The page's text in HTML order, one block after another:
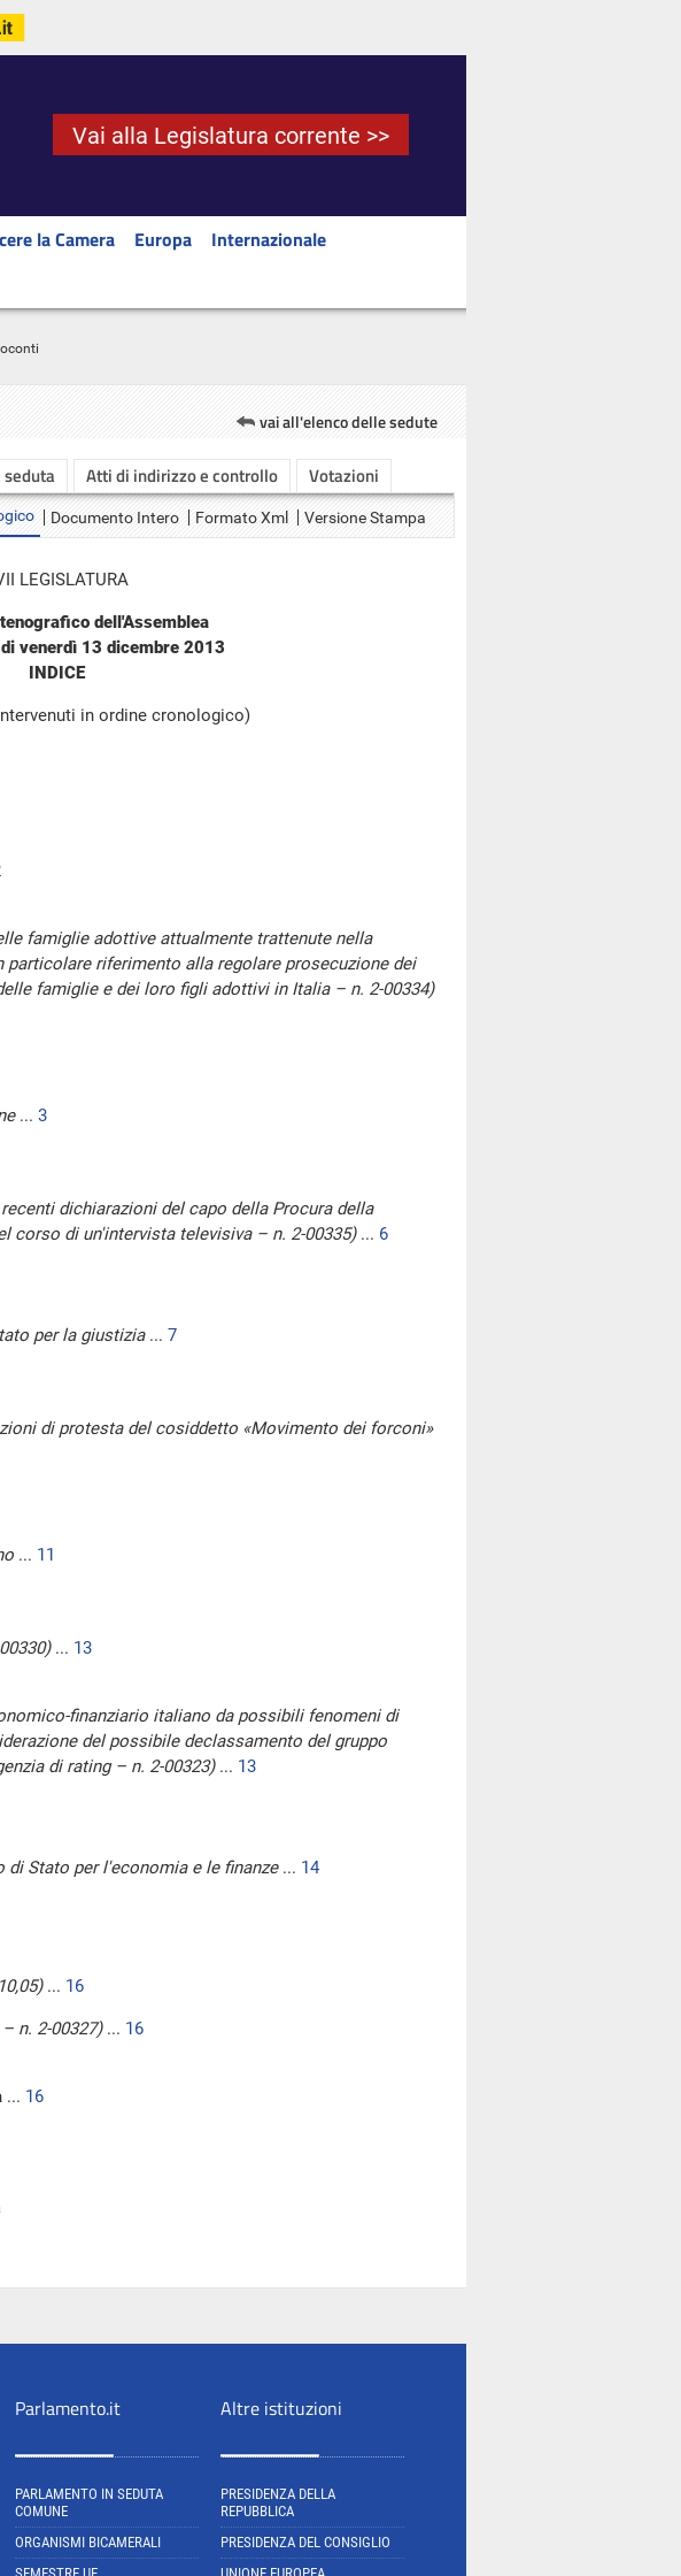
Vai alla Legislatura corrente >>
la Camera Europa
Internazionale
vai all'elenco delle sedute
Atti di indirizzo e controllo Votazioni
Documento Intero Formato Xml Versione Stampa
LEGISLATURA
dell'Assemblea
venerdì 13 dicembre 2013
INDICE
in ordine cronologico)
famiglie adottive attualmente trattenute nella
particolare riferimento alla regolare prosecuzione dei
famiglie e dei loro figli adottivi in Italia – n. 2-00334)
... 3
dichiarazioni del capo della Procura della
corso di un'intervista televisiva – n. 2-00335)... 6
per la giustizia... 7
di protesta del cosiddetto «Movimento dei forconi»
... 11
... 13
finanziario italiano da possibili fenomeni di
del possibile declassamento del gruppo
di rating – n. 2-00323)... 13
di Stato per l'economia e le finanze... 14
... 16
n. 2-00327)... 16
... 16
Parlamento.it
PARLAMENTO IN SEDUTA
COMUNE
ORGANISMI BICAMERALI
Altre istituzioni
PRESIDENZA DELLA
REPUBBLICA
PRESIDENZA DEL CONSIGLIO